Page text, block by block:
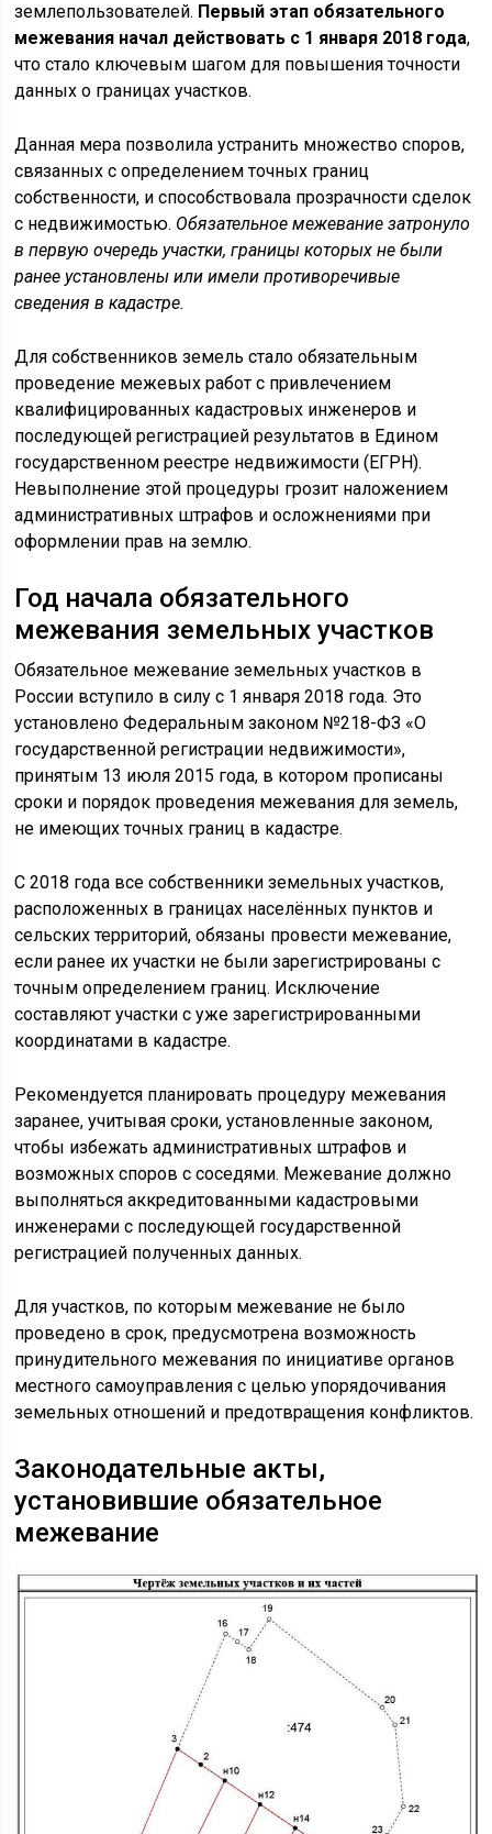
землепользователей. Первый этап обязательного
межевания начал действовать с 1 января 2018 года,
что стало ключевым шагом для повышения точности
данных о границах участков.
Данная мера позволила устранить множество споров,
связанных с определением точных границ
собственности, и способствовала прозрачности сделок
с недвижимостью. Обязательное межевание затронуло
в первую очередь участки, границы которых не были
ранее установлены или имели противоречивые
сведения в кадастре.
Для собственников земель стало обязательным
проведение межевых работ с привлечением
квалифицированных кадастровых инженеров и
последующей регистрацией результатов в Едином
государственном реестре недвижимости (ЕГРН).
Невыполнение этой процедуры грозит наложением
административных штрафов и осложнениями при
оформлении прав на землю.
Год начала обязательного
межевания земельных участков
Обязательное межевание земельных участков в
России вступило в силу с 1 января 2018 года. Это
установлено Федеральным законом №218-ФЗ «О
государственной регистрации недвижимости»,
принятым 13 июля 2015 года, в котором прописаны
сроки и порядок проведения межевания для земель,
не имеющих точных границ в кадастре.
С 2018 года все собственники земельных участков,
расположенных в границах населённых пунктов и
сельских территорий, обязаны провести межевание,
если ранее их участки не были зарегистрированы с
точным определением границ. Исключение
составляют участки с уже зарегистрированными
координатами в кадастре.
Рекомендуется планировать процедуру межевания
заранее, учитывая сроки, установленные законом,
чтобы избежать административных штрафов и
возможных споров с соседями. Межевание должно
выполняться аккредитованными кадастровыми
инженерами с последующей государственной
регистрацией полученных данных.
Для участков, по которым межевание не было
проведено в срок, предусмотрена возможность
принудительного межевания по инициативе органов
местного самоуправления с целью упорядочивания
земельных отношений и предотвращения конфликтов.
Законодательные акты,
установившие обязательное
межевание